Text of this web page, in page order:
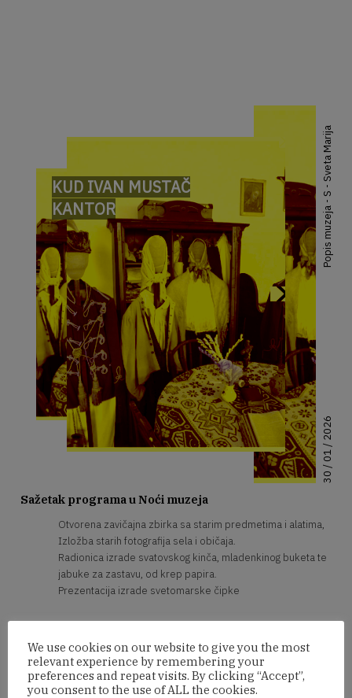
KUD IVAN MUSTAČ
KANTOR
30 / 01 / 2026
Popis muzeja - S - Sveta Marija
Sažetak programa u Noći muzeja
Otvorena zavičajna zbirka sa starim predmetima i alatima,
Izložba starih fotografija sela i običaja.
Radionica izrade svatovskog kinča, mladenkinog buketa te
jabuke za zastavu, od krep papira.
Prezentacija izrade svetomarske čipke
Program
18.00 - 01.00 IZLOŽBA STARIH FOTOGRAFIJA
Izložba starih fotografija sela i običaja
We use cookies on our website to give you the most
relevant experience by remembering your
preferences and repeat visits. By clicking “Accept”,
you consent to the use of ALL the cookies.